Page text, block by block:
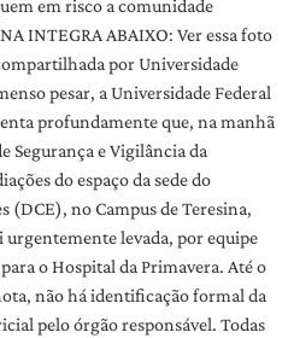
em risco a comunidade
INTEGRA ABAIXO: Ver essa foto
por Universidade
pesar, a Universidade Federal
profundamente que, na manhã
Segurança e Vigilância da
do espaço da sede do
(DCE), no Campus de Teresina,
urgentemente levada, por equipe
o Hospital da Primavera. Até o
não há identificação formal da
pelo órgão responsável. Todas